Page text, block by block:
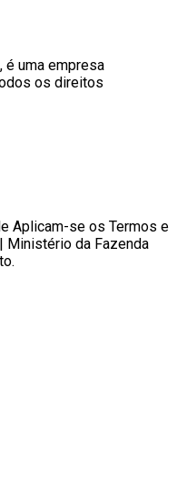
é uma empresa
os direitos
Aplicam-se os Termos e
Ministério da Fazenda